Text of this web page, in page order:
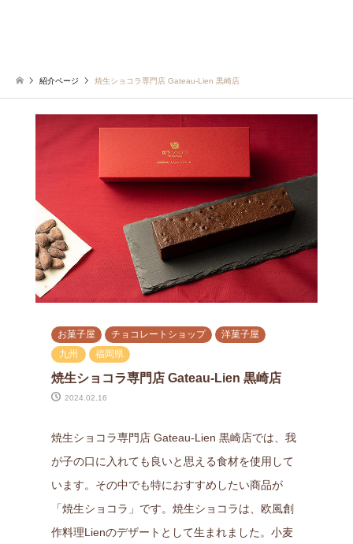
紹介ページ 焼生ショコラ専門店 Gateau-Lien 黒崎店
お菓子屋 チョコレートショップ
洋菓子屋
九州
福岡県
焼生ショコラ専門店 Gateau-Lien 黒崎店
2024.02.16
焼生ショコラ専門店 Gateau-Lien 黒崎店では、我
が子の口に入れても良いと思える食材を使用して
います。その中でも特におすすめしたい商品が
「焼生ショコラ」です。焼生ショコラは、欧風創
作料理Lienのデザートとして生まれました。小麦